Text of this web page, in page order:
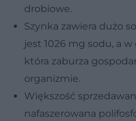
drobiowe.
Szynka zawiera dużo
jest 1026 mg sodu, a
która zaburza
organizmie.
Większość
nafaszerowana